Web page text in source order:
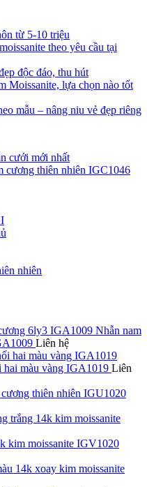
từ 5-10 triệu
theo yêu cầu tại
độc đáo, thu hút
Moissanite, lựa chọn nào tốt
mẫu – nâng niu vẻ đẹp riêng
cưới mới nhất
cương thiên nhiên IGC1046
nhiên
Nhẫn nam
Liên hệ
hai màu vàng IGA1019 Liên
thiên nhiên IGU1020
trắng 14k kim moissanite
kim moissanite IGV1020